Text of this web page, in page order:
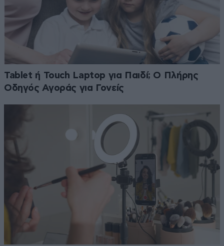
Tablet ή Touch Laptop για Παιδί; Ο Πλήρης
Οδηγός Αγοράς για Γονείς